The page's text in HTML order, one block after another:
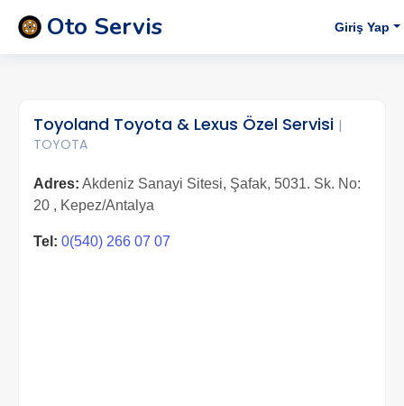
Oto Servis Giriş Yap
Toyoland Toyota & Lexus Özel Servisi |
TOYOTA
Adres: Akdeniz Sanayi Sitesi, Şafak, 5031. Sk. No:
20 , Kepez/Antalya
Tel: 0(540) 266 07 07